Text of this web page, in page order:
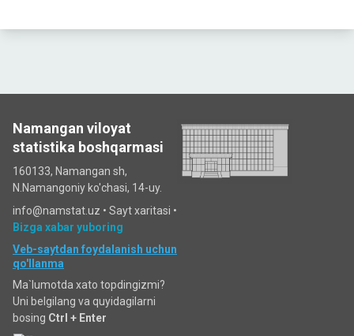
Namangan viloyat
statistika boshqarmasi
160133, Namangan sh,
N.Namangoniy ko'chasi, 14-uy.
info@namstat.uz • Sayt xaritasi •
Bizga xabar yuboring
Veb-saytdan foydalanish uchun
qo'llanma
Ma`lumotda xato topdingizmi?
Uni belgilang va quyidagilarni
bosing Ctrl + Enter